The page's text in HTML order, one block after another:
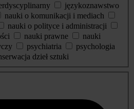
językoznawstwo
nauki o komunikacji i mediach
nauki o polityce i administracji
nauki prawne
nauki
psychiatria
psychologia
dzieł sztuki